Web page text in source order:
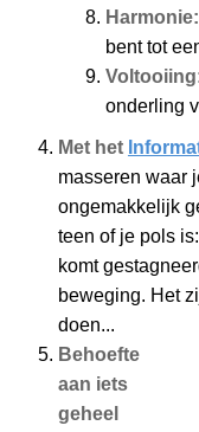
Harmonie:
bent tot
onderling
Met het
masseren waar
ongemakkelijk
teen of je pols
komt
beweging. Het
doen...
Behoefte
aan iets
geheel